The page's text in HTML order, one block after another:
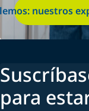
nuestros
para